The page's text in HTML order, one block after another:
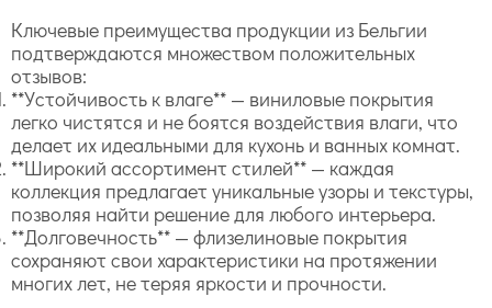
Ключевые преимущества продукции из Бельгии
подтверждаются множеством положительных
отзывов:
**Устойчивость к влаге** — виниловые покрытия
легко чистятся и не боятся воздействия влаги, что
делает их идеальными для кухонь и ванных комнат.
**Широкий ассортимент стилей** — каждая
коллекция предлагает уникальные узоры и текстуры,
позволяя найти решение для любого интерьера.
**Долговечность** — флизелиновые покрытия
сохраняют свои характеристики на протяжении
многих лет, не теряя яркости и прочности.